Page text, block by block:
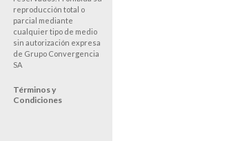
reproducción total o
parcial mediante
cualquier tipo de medio
sin autorización expresa
de Grupo Convergencia
SA
Términos y
Condiciones